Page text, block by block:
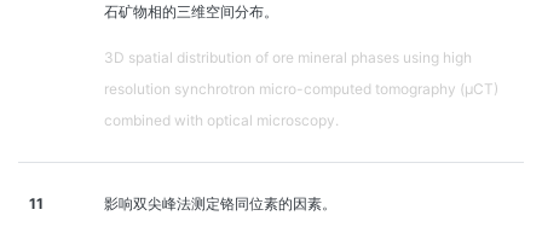
石矿物相的三维空间分布。
3D spatial distribution of ore mineral phases using high
resolution synchrotron micro-computed tomography (μCT)
combined with optical microscopy.
11 影响双尖峰法测定铬同位素的因素。